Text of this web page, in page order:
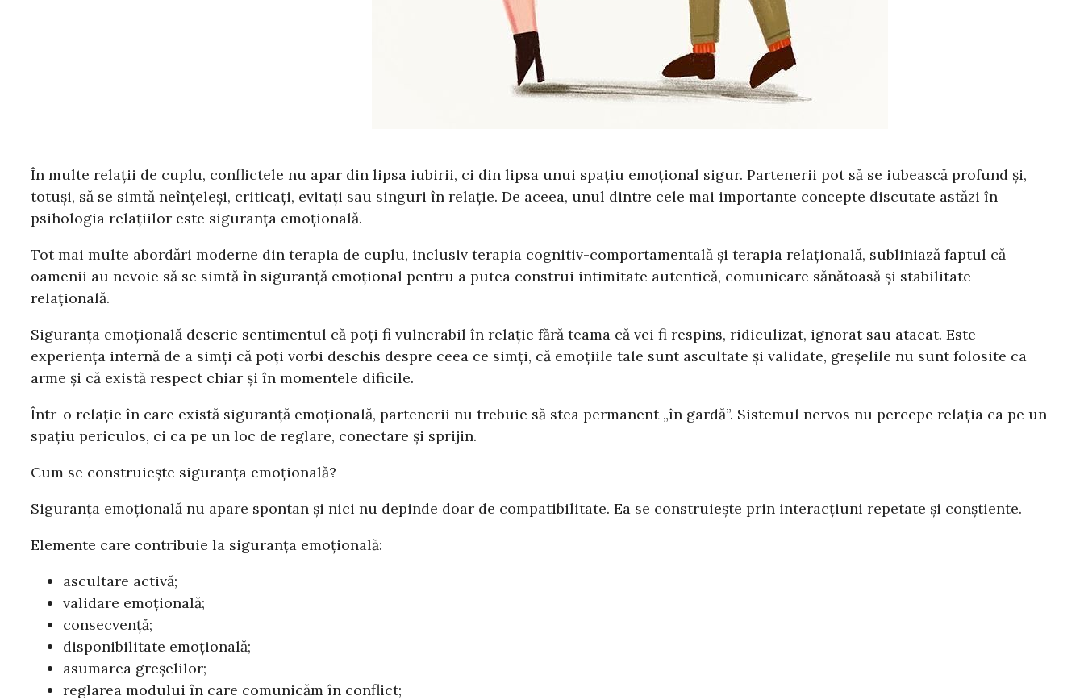
În multe relații de cuplu, conflictele nu apar din lipsa iubirii, ci din lipsa unui spațiu emoțional sigur. Partenerii pot să se iubească profund și,
totuși, să se simtă neînțeleși, criticați, evitați sau singuri în relație. De aceea, unul dintre cele mai importante concepte discutate astăzi în
psihologia relațiilor este siguranța emoțională.
Tot mai multe abordări moderne din terapia de cuplu, inclusiv terapia cognitiv-comportamentală și terapia relațională, subliniază faptul că
oamenii au nevoie să se simtă în siguranță emoțional pentru a putea construi intimitate autentică, comunicare sănătoasă și stabilitate
relațională.
Siguranța emoțională descrie sentimentul că poți fi vulnerabil în relație fără teama că vei fi respins, ridiculizat, ignorat sau atacat. Este
experiența internă de a simți că poți vorbi deschis despre ceea ce simți, că emoțiile tale sunt ascultate și validate, greșelile nu sunt folosite ca
arme și că există respect chiar și în momentele dificile.
Într-o relație în care există siguranță emoțională, partenerii nu trebuie să stea permanent „în gardă”. Sistemul nervos nu percepe relația ca pe un
spațiu periculos, ci ca pe un loc de reglare, conectare și sprijin.
Cum se construiește siguranța emoțională?
Siguranța emoțională nu apare spontan și nici nu depinde doar de compatibilitate. Ea se construiește prin interacțiuni repetate și conștiente.
Elemente care contribuie la siguranța emoțională:
ascultare activă;
validare emoțională;
consecvență;
disponibilitate emoțională;
asumarea greșelilor;
reglarea modului în care comunicăm în conflict;